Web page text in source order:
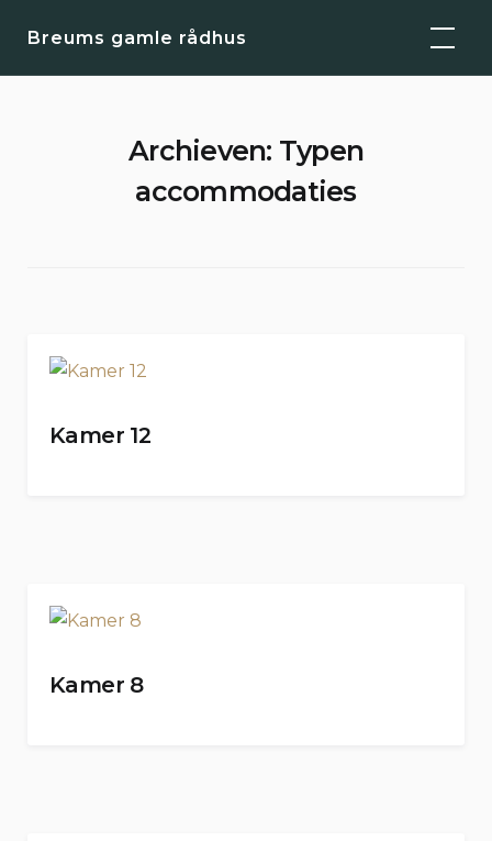
content
Breums gamle rådhus
Archieven: Typen
accommodaties
Kamer 12
Kamer 8